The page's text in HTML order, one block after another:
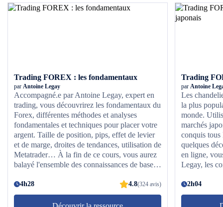
Trading FOREX : les fondamentaux
par Antoine Legay
Accompagné.e par Antoine Legay, expert en
trading, vous découvrirez les fondamentaux du
Forex, différentes méthodes et analyses
fondamentales et techniques pour placer votre
argent. Taille de position, pips, effet de levier
et de marge, droites de tendances, utilisation de
Metatrader… À la fin de ce cours, vous aurez
balayé l'ensemble des connaissances de bases
la vie de courtier du film "Le loup de Wall
Street" n'est qu'une fiction, vous découvrirez
rapidement qu'il est possible d'augmenter votre
4h28 4.8(324 avis)
par Antoine
Les
la plus
monde.
marchés
conquis tous
quelques
en ligne,
Legay, les
marteau,
également
et moins
2h04